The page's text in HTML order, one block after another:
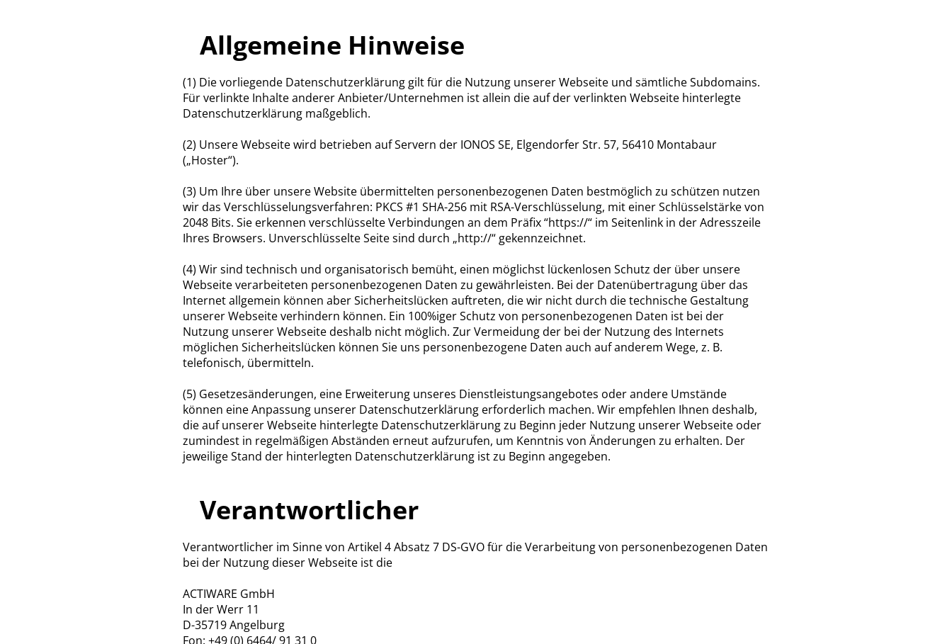
Allgemeine Hinweise
(1) Die vorliegende Datenschutzerklärung gilt für die Nutzung unserer Webseite und sämtliche Subdomains.
Für verlinkte Inhalte anderer Anbieter/Unternehmen ist allein die auf der verlinkten Webseite hinterlegte
Datenschutzerklärung maßgeblich.
(2) Unsere Webseite wird betrieben auf Servern der IONOS SE, Elgendorfer Str. 57, 56410 Montabaur
(„Hoster“).
(3) Um Ihre über unsere Website übermittelten personenbezogenen Daten bestmöglich zu schützen nutzen
wir das Verschlüsselungsverfahren: PKCS #1 SHA-256 mit RSA-Verschlüsselung, mit einer Schlüsselstärke von
2048 Bits. Sie erkennen verschlüsselte Verbindungen an dem Präfix “https://“ im Seitenlink in der Adresszeile
Ihres Browsers. Unverschlüsselte Seite sind durch „http://“ gekennzeichnet.
(4) Wir sind technisch und organisatorisch bemüht, einen möglichst lückenlosen Schutz der über unsere
Webseite verarbeiteten personenbezogenen Daten zu gewährleisten. Bei der Datenübertragung über das
Internet allgemein können aber Sicherheitslücken auftreten, die wir nicht durch die technische Gestaltung
unserer Webseite verhindern können. Ein 100%iger Schutz von personenbezogenen Daten ist bei der
Nutzung unserer Webseite deshalb nicht möglich. Zur Vermeidung der bei der Nutzung des Internets
möglichen Sicherheitslücken können Sie uns personenbezogene Daten auch auf anderem Wege, z. B.
telefonisch, übermitteln.
(5) Gesetzesänderungen, eine Erweiterung unseres Dienstleistungsangebotes oder andere Umstände
können eine Anpassung unserer Datenschutzerklärung erforderlich machen. Wir empfehlen Ihnen deshalb,
die auf unserer Webseite hinterlegte Datenschutzerklärung zu Beginn jeder Nutzung unserer Webseite oder
zumindest in regelmäßigen Abständen erneut aufzurufen, um Kenntnis von Änderungen zu erhalten. Der
jeweilige Stand der hinterlegten Datenschutzerklärung ist zu Beginn angegeben.
Verantwortlicher
Verantwortlicher im Sinne von Artikel 4 Absatz 7 DS-GVO für die Verarbeitung von personenbezogenen Daten
bei der Nutzung dieser Webseite ist die
ACTIWARE GmbH
In der Werr 11
D-35719 Angelburg
Fon: +49 (0) 6464/ 91 31 0